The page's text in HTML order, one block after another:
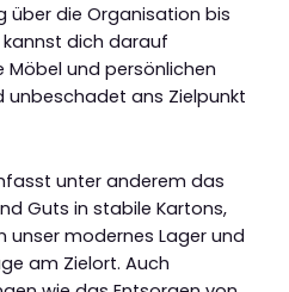
über die Organisation bis
kannst dich darauf
Möbel und persönlichen
unbeschadet ans Zielpunkt
unter anderem das
Guts in stabile Kartons,
unser modernes Lager und
am Zielort. Auch